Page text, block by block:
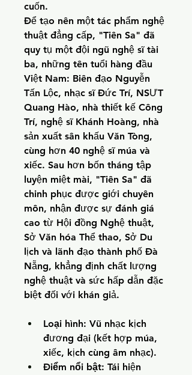
cuốn.
Để tạo nên một tác phẩm nghệ
thuật đẳng cấp, "Tiên Sa" đã
quy tụ một đội ngũ nghệ sĩ tài
ba, những tên tuổi hàng đầu
Việt Nam: Biên đạo Nguyễn
Tấn Lộc, nhạc sĩ Đức Trí, NSƯT
Quang Hào, nhà thiết kế Công
Trí, nghệ sĩ Khánh Hoàng, nhà
sản xuất sân khấu Văn Tòng,
cùng hơn 40 nghệ sĩ múa và
xiếc. Sau hơn bốn tháng tập
luyện miệt mài, "Tiên Sa" đã
chinh phục được giới chuyên
môn, nhận được sự đánh giá
cao từ Hội đồng Nghệ thuật,
Sở Văn hóa Thể thao, Sở Du
lịch và lãnh đạo thành phố Đà
Nẵng, khẳng định chất lượng
nghệ thuật và sức hấp dẫn đặc
biệt đối với khán giả.
Loại hình: Vũ nhạc kịch
đương đại (kết hợp múa,
xiếc, kịch cùng âm nhạc).
Điểm nổi bật: Tái hiện